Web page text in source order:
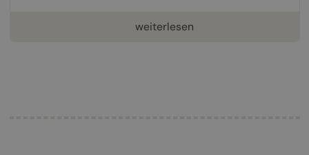
weiterlesen